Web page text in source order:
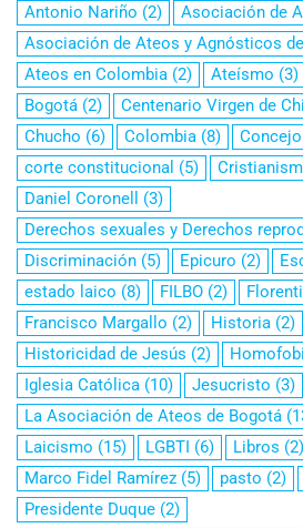
Antonio Nariño (2) Asociación de
Asociación de Ateos y Agnósticos
Ateos en Colombia (2) Ateísmo (3)
Bogotá (2) Centenario Virgen de
Chucho (6) Colombia (8)
corte constitucional (5)
Daniel Coronell
(3)
Derechos sexuales y Derechos
Discriminación (5) Epicuro (2)
estado laico (8) FILBO (2)
Francisco Margallo (2) Historia (2)
Historicidad de Jesús (2)
Iglesia Católica (10) Jesucristo (3)
La Asociación de Ateos de Bogotá
Laicismo (15) LGBTI (6) Libros (2)
Marco Fidel Ramírez (5) pasto (2)
Presidente Duque (2)